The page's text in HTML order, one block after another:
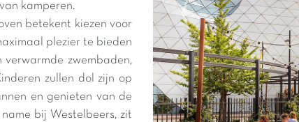
kamperen.
betekent kiezen voor
plezier te bieden
verwarmde zwembaden,
zullen dol zijn op
en genieten van de
bij Westelbeers, zit